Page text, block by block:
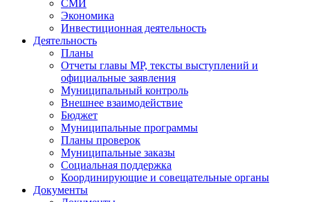
СМИ
Экономика
Инвестиционная деятельность
Деятельность
Планы
Отчеты главы МР, тексты выступлений и
официальные заявления
Муниципальный контроль
Внешнее взаимодействие
Бюджет
Муниципальные программы
Планы проверок
Муниципальные заказы
Социальная поддержка
Координирующие и совещательные органы
Документы